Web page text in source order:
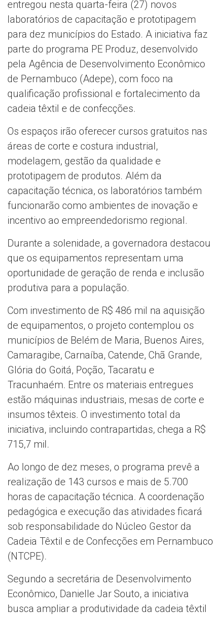
entregou nesta quarta-feira (27) novos
laboratórios de capacitação e prototipagem
para dez municípios do Estado. A iniciativa faz
parte do programa PE Produz, desenvolvido
pela Agência de Desenvolvimento Econômico
de Pernambuco (Adepe), com foco na
qualificação profissional e fortalecimento da
cadeia têxtil e de confecções.
Os espaços irão oferecer cursos gratuitos nas
áreas de corte e costura industrial,
modelagem, gestão da qualidade e
prototipagem de produtos. Além da
capacitação técnica, os laboratórios também
funcionarão como ambientes de inovação e
incentivo ao empreendedorismo regional.
Durante a solenidade, a governadora destacou
que os equipamentos representam uma
oportunidade de geração de renda e inclusão
produtiva para a população.
Com investimento de R$ 486 mil na aquisição
de equipamentos, o projeto contemplou os
municípios de Belém de Maria, Buenos Aires,
Camaragibe, Carnaíba, Catende, Chã Grande,
Glória do Goitá, Poção, Tacaratu e
Tracunhaém. Entre os materiais entregues
estão máquinas industriais, mesas de corte e
insumos têxteis. O investimento total da
iniciativa, incluindo contrapartidas, chega a R$
715,7 mil.
Ao longo de dez meses, o programa prevê a
realização de 143 cursos e mais de 5.700
horas de capacitação técnica. A coordenação
pedagógica e execução das atividades ficará
sob responsabilidade do Núcleo Gestor da
Cadeia Têxtil e de Confecções em Pernambuco
(NTCPE).
Segundo a secretária de Desenvolvimento
Econômico, Danielle Jar Souto, a iniciativa
busca ampliar a produtividade da cadeia têxtil